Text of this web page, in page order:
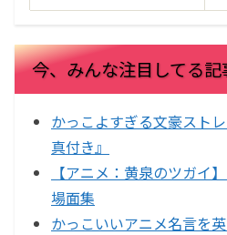
今、みんな注目してる
かっこよすぎる文豪スト
真付き』
【アニメ：黄泉のツガイ
場面集
かっこいいアニメ名言を